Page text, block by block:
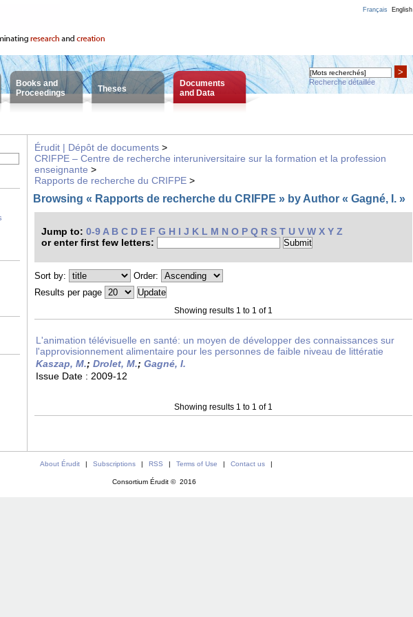
Français English
Books and
Proceedings
Theses
Documents
and Data
>
Recherche détaillée
Érudit | Dépôt de documents >
CRIFPE – Centre de recherche interuniversitaire sur la formation et la profession
enseignante >
Rapports de recherche du CRIFPE >
Browsing « Rapports de recherche du CRIFPE » by Author « Gagné, I. »
Jump to: 0-9 A B C D E F G H I J K L M N O P Q R S T U V W X Y Z
or enter first few letters:
Sort by:
Order:
Results per page
Showing results 1 to 1 of 1
L'animation télévisuelle en santé: un moyen de développer des connaissances sur
l'approvisionnement alimentaire pour les personnes de faible niveau de littératie
Kaszap, M.; Drolet, M.; Gagné, I.
Issue Date : 2009-12
Showing results 1 to 1 of 1
About Érudit | Subscriptions | RSS | Terms of Use | Contact us |
Consortium Érudit © 2016